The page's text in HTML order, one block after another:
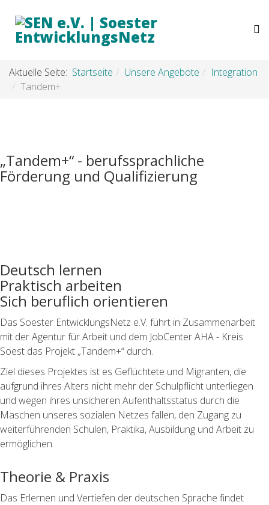
Aktuelle Seite: Startseite Unsere Angebote
Integration
Tandem+
„Tandem+“ - berufssprachliche
Förderung und Qualifizierung
Deutsch lernen
Praktisch arbeiten
Sich beruflich orientieren
Das Soester EntwicklungsNetz e.V. führt in Zusammenarbeit
mit der Agentur für Arbeit und dem JobCenter AHA - Kreis
Soest das Projekt „Tandem+“ durch.
Ziel dieses Projektes ist es Geflüchtete und Migranten, die
aufgrund ihres Alters nicht mehr der Schulpflicht unterliegen
und wegen ihres unsicheren Aufenthaltsstatus durch die
Maschen unseres sozialen Netzes fallen, den Zugang zu
weiterführenden Schulen, Praktika, Ausbildung und Arbeit zu
ermöglichen.
Theorie & Praxis
Das Erlernen und Vertiefen der deutschen Sprache findet